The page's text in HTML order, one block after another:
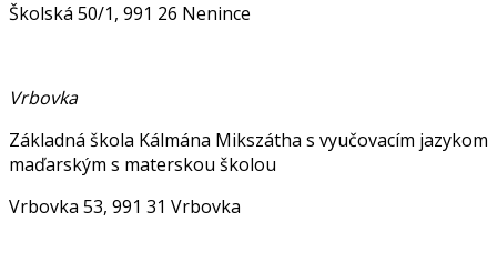
Školská 50/1, 991 26 Nenince
Vrbovka
Základná škola Kálmána Mikszátha s vyučovacím jazykom
maďarským s materskou školou
Vrbovka 53, 991 31 Vrbovka